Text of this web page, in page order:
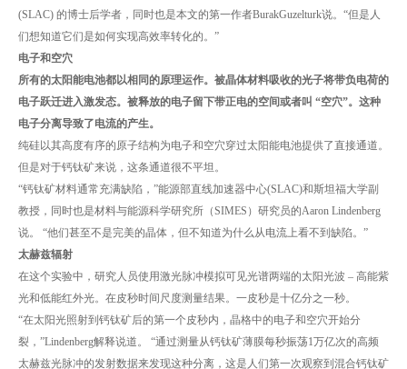
(SLAC) 的博士后学者，同时也是本文的第一作者BurakGuzelturk说。“但是人
们想知道它们是如何实现高效率转化的。”
电子和空穴
所有的太阳能电池都以相同的原理运作。被晶体材料吸收的光子将带负电荷的
电子跃迁进入激发态。被释放的电子留下带正电的空间或者叫 “空穴”。这种
电子分离导致了电流的产生。
纯硅以其高度有序的原子结构为电子和空穴穿过太阳能电池提供了直接通道。
但是对于钙钛矿来说，这条通道很不平坦。
“钙钛矿材料通常充满缺陷，”能源部直线加速器中心(SLAC)和斯坦福大学副
教授，同时也是材料与能源科学研究所（SIMES）研究员的Aaron Lindenberg
说。 “他们甚至不是完美的晶体，但不知道为什么从电流上看不到缺陷。”
太赫兹辐射
在这个实验中，研究人员使用激光脉冲模拟可见光谱两端的太阳光波 – 高能紫
光和低能红外光。在皮秒时间尺度测量结果。一皮秒是十亿分之一秒。
“在太阳光照射到钙钛矿后的第一个皮秒内，晶格中的电子和空穴开始分
裂，”Lindenberg解释说道。 “通过测量从钙钛矿薄膜每秒振荡1万亿次的高频
太赫兹光脉冲的发射数据来发现这种分离，这是人们第一次观察到混合钙钛矿